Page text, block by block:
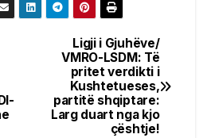
Ligji i Gjuhëve/
VMRO-LSDM: Të
pritet verdikti i
Kushtetueses,
partitë shqiptare:
Larg duart nga kjo
çështje!